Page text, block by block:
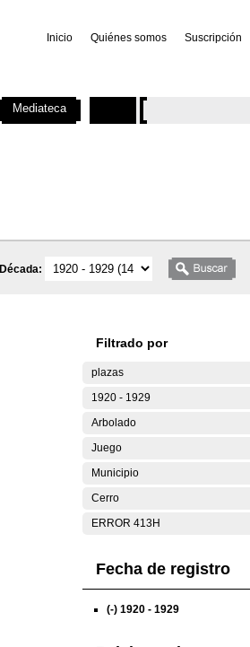
Inicio Quiénes somos Suscripción
Década:
Filtrado por
plazas
1920 - 1929
Arbolado
Juego
Municipio
Cerro
ERROR 413H
Fecha de registro
(-) 1920 - 1929
Mediateca